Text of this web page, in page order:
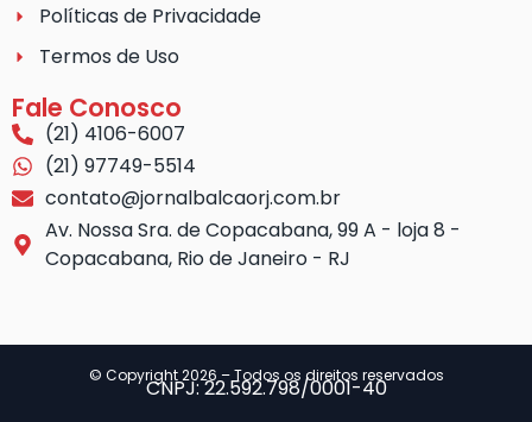
Políticas de Privacidade
Termos de Uso
Fale Conosco
(21) 4106-6007
(21) 97749-5514
contato@jornalbalcaorj.com.br
Av. Nossa Sra. de Copacabana, 99 A - loja 8 -
Copacabana, Rio de Janeiro - RJ
© Copyright 2026 – Todos os direitos reservados
CNPJ: 22.592.798/0001-40